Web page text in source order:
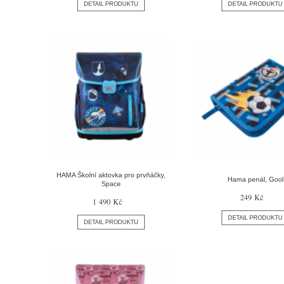
DETAIL PRODUKTU DETAIL PRODUKTU
HAMA Školní aktovka pro prvňáčky,
Space
1 490 Kč
DETAIL PRODUKTU
Hama penál, Gool
249 Kč
DETAIL PRODUKTU